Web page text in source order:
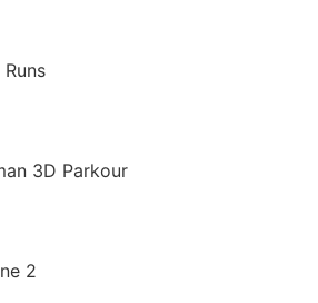
3D Parkour
2